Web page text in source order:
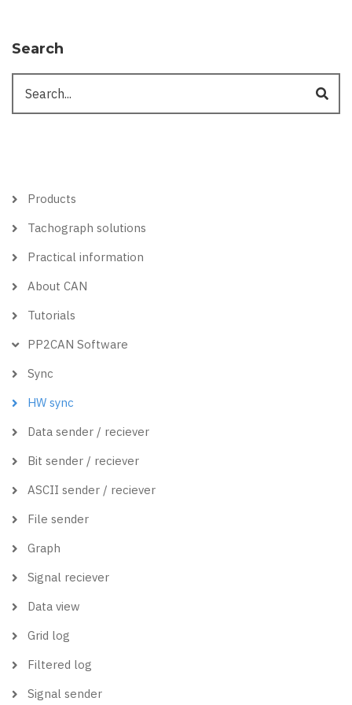
Search
Hlavní
Products
Tachograph solutions
Practical information
About CAN
Tutorials
PP2CAN Software
Sync
HW sync
Data sender / reciever
Bit sender / reciever
ASCII sender / reciever
File sender
Graph
Signal reciever
Data view
Grid log
Filtered log
Signal sender